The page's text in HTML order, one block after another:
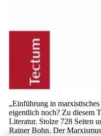
„Einführung in
eigentlich noch? Zu diesem
Literatur. Stolze 728 Seiten
Rainer Bohn. Der